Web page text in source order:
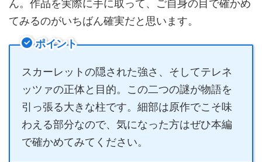
ん。作品を実際に手に取って、ご自身の目で確かめ
てみるのがいちばん確実だと思います。
ポイント
スカーレットの隠された強さ、そしてテレネ
ッツァの正体と目的。この二つの謎が物語を
引っ張る大きな柱です。細部は原作でこそ味
わえる部分なので、気になった方はぜひ本編
で確かめてみてください。